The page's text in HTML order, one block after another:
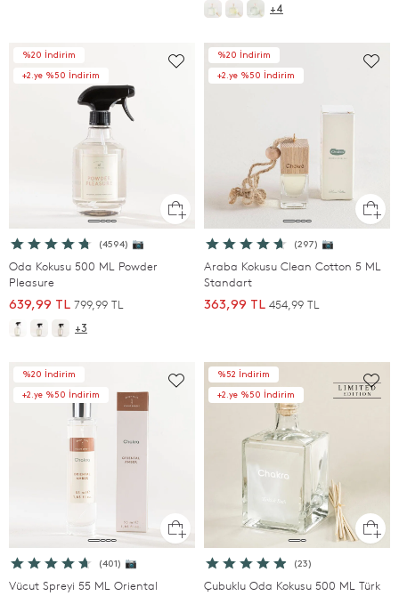
+4
%20 İndirim
+2.ye %50 İndirim
(4594) 📷
Oda Kokusu 500 ML Powder
Pleasure
639,99 TL 799,99 TL
+3
%20 İndirim
+2.ye %50 İndirim
(297) 📷
Araba Kokusu Clean Cotton 5 ML
Standart
363,99 TL 454,99 TL
%20 İndirim
+2.ye %50 İndirim
(401) 📷
Vücut Spreyi 55 ML Oriental
%52 İndirim
+2.ye %50 İndirim
(23)
Çubuklu Oda Kokusu 500 ML Türk